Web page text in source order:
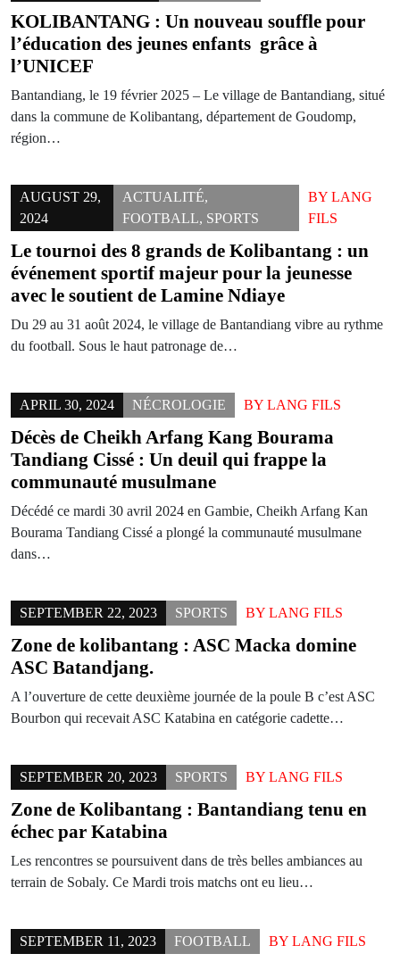
KOLIBANTANG : Un nouveau souffle pour
l’éducation des jeunes enfants grâce à
l’UNICEF
Bantandiang, le 19 février 2025 – Le village de Bantandiang, situé
dans la commune de Kolibantang, département de Goudomp,
région…
AUGUST 29,
2024
ACTUALITÉ,
FOOTBALL, SPORTS
BY LANG
FILS
Le tournoi des 8 grands de Kolibantang : un
événement sportif majeur pour la jeunesse
avec le soutient de Lamine Ndiaye
Du 29 au 31 août 2024, le village de Bantandiang vibre au rythme
du football. Sous le haut patronage de…
APRIL 30, 2024 NÉCROLOGIE BY LANG FILS
Décès de Cheikh Arfang Kang Bourama
Tandiang Cissé : Un deuil qui frappe la
communauté musulmane
Décédé ce mardi 30 avril 2024 en Gambie, Cheikh Arfang Kan
Bourama Tandiang Cissé a plongé la communauté musulmane
dans…
SEPTEMBER 22, 2023 SPORTS BY LANG FILS
Zone de kolibantang : ASC Macka domine
ASC Batandjang.
A l’ouverture de cette deuxième journée de la poule B c’est ASC
Bourbon qui recevait ASC Katabina en catégorie cadette…
SEPTEMBER 20, 2023 SPORTS BY LANG FILS
Zone de Kolibantang : Bantandiang tenu en
échec par Katabina
Les rencontres se poursuivent dans de très belles ambiances au
terrain de Sobaly. Ce Mardi trois matchs ont eu lieu…
SEPTEMBER 11, 2023 FOOTBALL BY LANG FILS